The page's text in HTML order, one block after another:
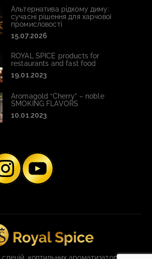
Альтернатива рідкому диму:
сучасні рішення для харчової
промисловості
15.07.2026
ROYAL SPICE products for
restaurants and fast food
19.01.2023
Aromagold “Cherry” – noble
SMOKING FLAVORS
10.01.2023